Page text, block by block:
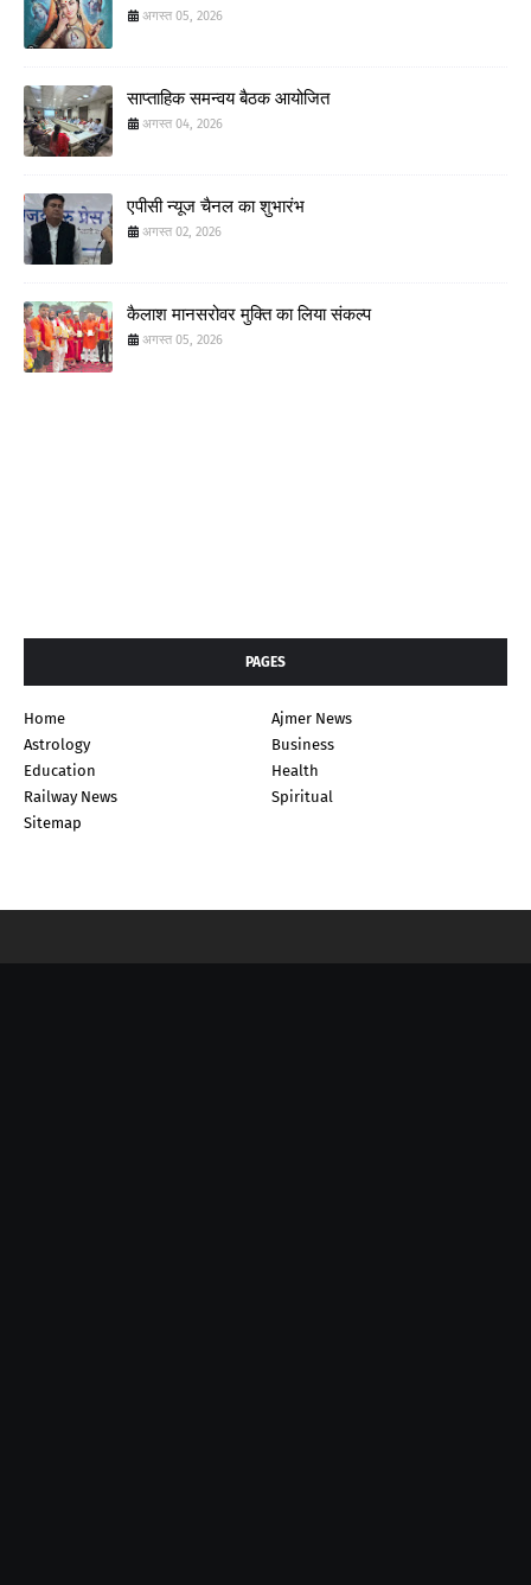
अगस्त 05, 2026
साप्ताहिक समन्वय बैठक आयोजित
अगस्त 04, 2026
एपीसी न्यूज चैनल का शुभारंभ
अगस्त 02, 2026
कैलाश मानसरोवर मुक्ति का लिया संकल्प
अगस्त 05, 2026
PAGES
Home
Ajmer News
Astrology
Business
Education
Health
Railway News
Spiritual
Sitemap